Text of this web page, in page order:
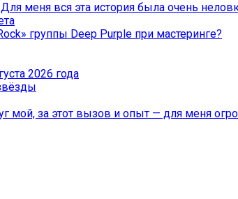
меня вся эта история была очень
группы Deep Purple при мастеринге?
2026 года
мой, за этот вызов и опыт — для меня